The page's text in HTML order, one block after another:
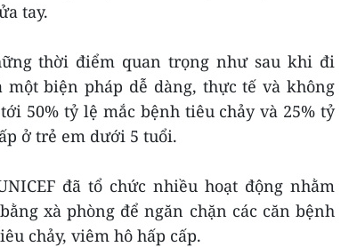
tay.
thời điểm quan trọng như sau khi đi
biện pháp dễ dàng, thực tế và không
50% tỷ lệ mắc bệnh tiêu chảy và 25% tỷ
ở trẻ em dưới 5 tuổi.
đã tổ chức nhiều hoạt động nhằm
xà phòng để ngăn chặn các căn bệnh
chảy, viêm hô hấp cấp.